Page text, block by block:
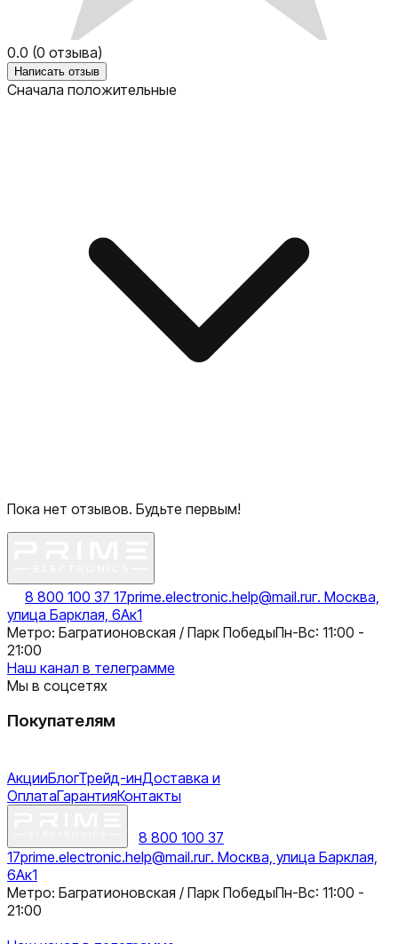
0.0 (0 отзыва)
Написать отзыв
Сначала положительные
Пока нет отзывов. Будьте первым!
8 800 100 37 17prime.electronic.help@mail.ruг. Москва,
улица Барклая, 6Ак1
Метро: Багратионовская / Парк ПобедыПн-Вс: 11:00 -
21:00
Наш канал в телеграмме
Мы в соцсетях
Покупателям
АкцииБлогТрейд-инДоставка и
ОплатаГарантияКонтакты
8 800 100 37
17prime.electronic.help@mail.ruг. Москва, улица Барклая,
6Ак1
Метро: Багратионовская / Парк ПобедыПн-Вс: 11:00 -
21:00